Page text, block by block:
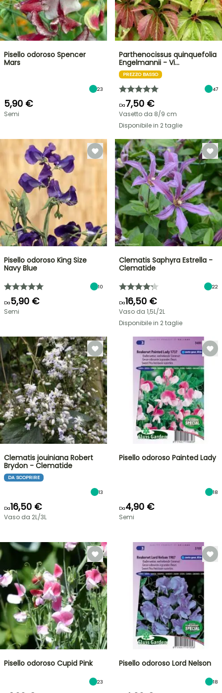
Pisello odoroso Spencer
Mars
23
5,90 €
Semi
Parthenocissus quinquefolia
Engelmannii - Vi…
PREZZO BASSO
47
Da7,50 €
Vasetto da 8/9 cm
Disponibile in 2 taglie
Pisello odoroso King Size
Navy Blue
10
Da5,90 €
Semi
Clematis Saphyra Estrella -
Clematide
22
Da16,50 €
Vaso da 1,5L/2L
Disponibile in 2 taglie
Clematis jouiniana Robert
Brydon - Clematide
DA SCOPRIRE
13
Da16,50 €
Vaso da 2L/3L
Pisello odoroso Painted Lady
18
Da4,90 €
Semi
Pisello odoroso Cupid Pink
23
Pisello odoroso Lord Nelson
18